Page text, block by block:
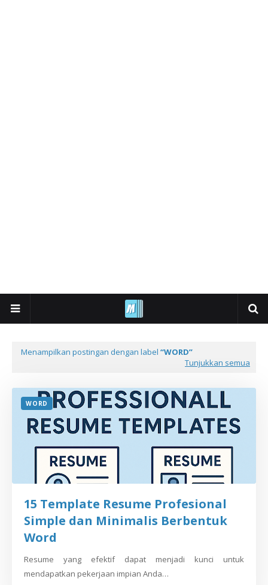
Menampilkan postingan dengan label WORD
Tunjukkan semua
WORD
15 Template Resume Profesional
Simple dan Minimalis Berbentuk
Word
Resume yang efektif dapat menjadi kunci untuk
mendapatkan pekerjaan impian Anda…